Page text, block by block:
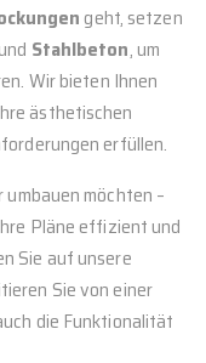
geht, setzen
Stahlbeton, um
Wir bieten Ihnen
ästhetischen
erfüllen.
umbauen möchten –
Pläne effizient und
Sie auf unsere
Sie von einer
die Funktionalität